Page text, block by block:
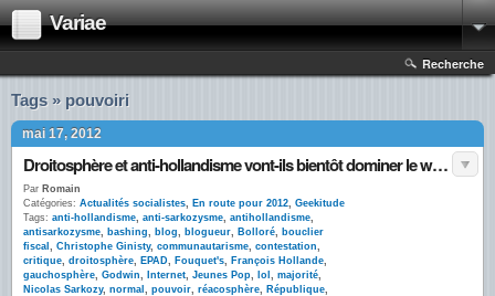
Variae
Recherche
Tags » pouvoiri
mai 17, 2012
Droitosphère et anti-hollandisme vont-ils bientôt dominer le web ?
Par Romain
Catégories: Actualités socialistes, En route pour 2012, Geekitude
Tags: anti-hollandisme, anti-sarkozysme, antihollandisme,
antisarkozysme, bashing, blog, blogueur, Bolloré, bouclier
fiscal , Christophe Ginisty, communautarisme, contestation,
critique, droitosphère, EPAD, Fouquet's, François Hollande,
gauchosphère, Godwin, Internet, Jeunes Pop, lol , majorité,
Nicolas Sarkozy, normal , pouvoir, réacosphère, République,